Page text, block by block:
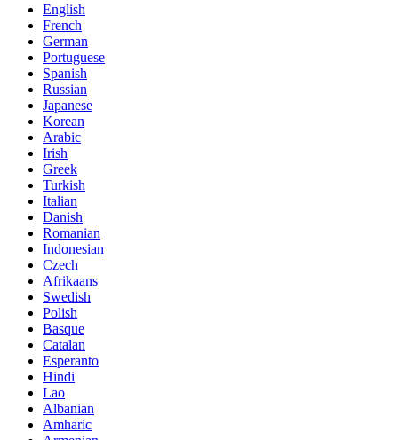
English
French
German
Portuguese
Spanish
Russian
Japanese
Korean
Arabic
Irish
Greek
Turkish
Italian
Danish
Romanian
Indonesian
Czech
Afrikaans
Swedish
Polish
Basque
Catalan
Esperanto
Hindi
Lao
Albanian
Amharic